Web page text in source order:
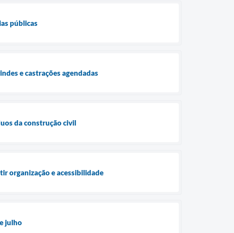
públicas
e castrações agendadas
da construção civil
organização e acessibilidade
julho